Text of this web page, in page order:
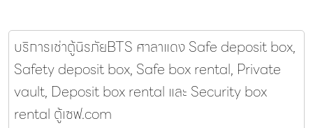
บริการเช่าตู้นิรภัยBTS ศาลาแดง Safe deposit box,
Safety deposit box, Safe box rental, Private
vault, Deposit box rental และ Security box
rental ตู้เซฟ.com